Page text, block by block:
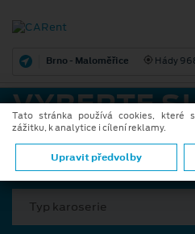
Brno - Maloměřice Hády
VYBERTE
Model
Typ karoserie
Tato stránka používá cookies, které
zážitku, k analytice i cílení reklamy.
Upravit předvolby